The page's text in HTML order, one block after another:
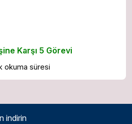
Karşı 5 Görevi
okuma süresi
indirin